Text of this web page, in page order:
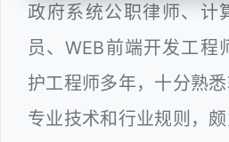
政府系统公职律师、计
员、WEB前端开发工程
护工程师多年，十分熟
专业技术和行业规则，